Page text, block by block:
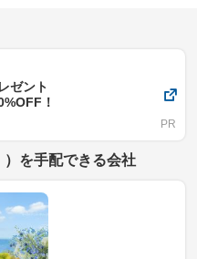
ゼント
！
を手配できる会社